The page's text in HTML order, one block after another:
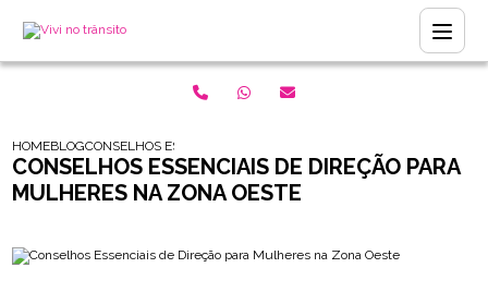
HOMEBLOGCONSELHOS ESSENCIAIS DE DIREÇÃO PARA MULHERES NA ZONA
CONSELHOS ESSENCIAIS DE DIREÇÃO PARA
MULHERES NA ZONA OESTE